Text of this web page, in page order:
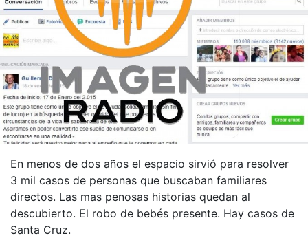
En menos de dos años el espacio sirvió para resolver
3 mil casos de personas que buscaban familiares
directos. Las mas penosas historias quedan al
descubierto. El robo de bebés presente. Hay casos de
Santa Cruz.